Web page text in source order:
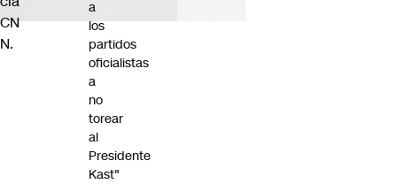
CN
N.
a
los
partidos
oficialistas
a
no
torear
al
Presidente
Kast"